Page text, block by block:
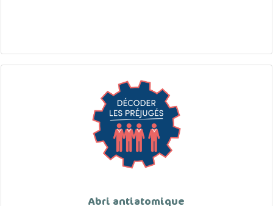
Auteur: Les Scouts